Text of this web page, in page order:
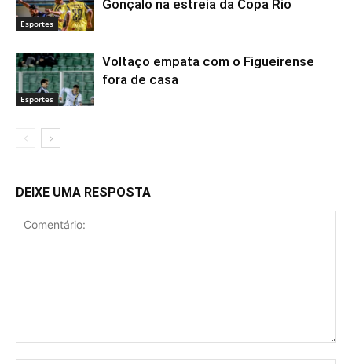
Esportes
Gonçalo na estreia da Copa Rio
Esportes
Voltaço empata com o Figueirense
fora de casa
DEIXE UMA RESPOSTA